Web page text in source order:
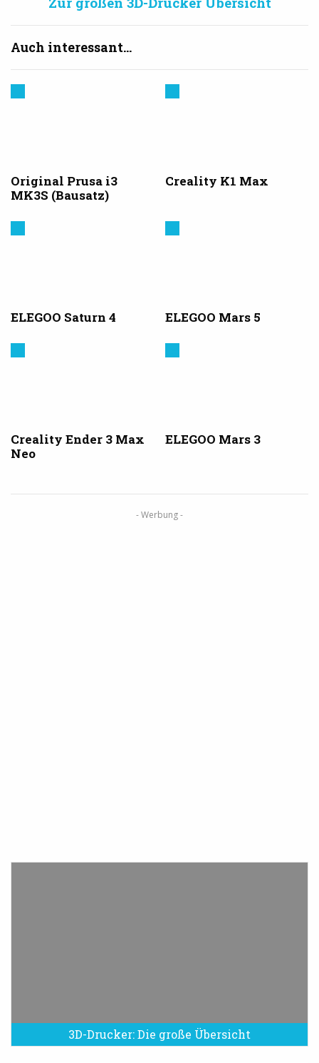
Auch interessant...
Original Prusa i3
MK3S (Bausatz)
Creality K1 Max
ELEGOO Saturn 4 ELEGOO Mars 5
Creality Ender 3 Max
Neo
ELEGOO Mars 3
3D-Drucker: Die große Übersicht